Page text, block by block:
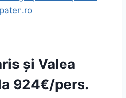
și Valea
924€/pers.